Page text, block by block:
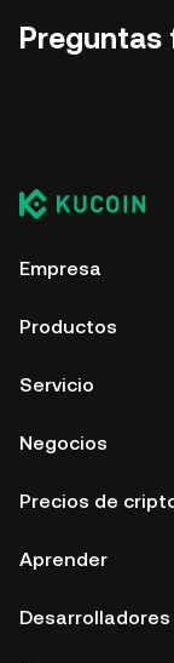
Empresa
Productos
Servicio
Negocios
Precios de
Aprender
Desarrolladores